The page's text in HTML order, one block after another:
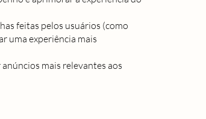
feitas pelos usuários (como
uma experiência mais
mais relevantes aos